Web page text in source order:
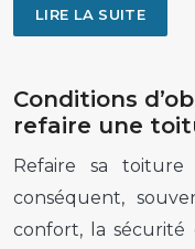
LIRE LA SUITE
Conditions
refaire une
Refaire sa toiture
conséquent,
confort, la